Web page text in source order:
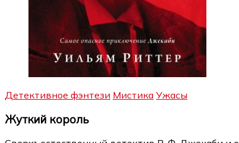
Детективное фэнтези Мистика Ужасы
Жуткий король